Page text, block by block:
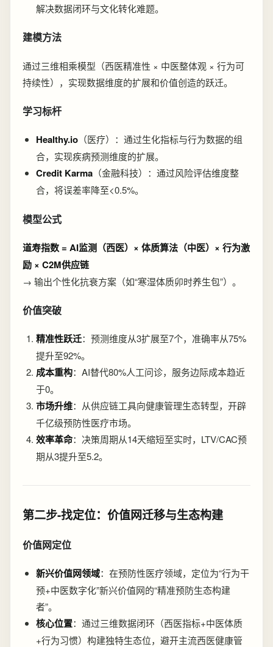
解决数据闭环与文化转化难题。
建模方法
通过三维相乘模型（西医精准性 × 中医整体观 × 行为可
持续性），实现数据维度的扩展和价值创造的跃迁。
学习标杆
Healthy.io （医疗）：通过生化指标与行为数据的组
合，实现疾病预测维度的扩展。
Credit Karma （金融科技）：通过风险评估维度整
合，将误差率降至<0.5%。
模型公式
道寿指数 = AI监测（西医）× 体质算法（中医）× 行为激
励 × C2M供应链
→ 输出个性化抗衰方案（如“寒湿体质卯时养生包”）。
价值突破
精准性跃迁：预测维度从3扩展至7个，准确率从75%
提升至92%。
成本重构：AI替代80%人工问诊，服务边际成本趋近
于0。
市场升维：从供应链工具向健康管理生态转型，开辟
千亿级预防性医疗市场。
效率革命：决策周期从14天缩短至实时，LTV/CAC预
期从3提升至5.2。
第二步-找定位：价值网迁移与生态构建
价值网定位
新兴价值网领域：在预防性医疗领域，定位为“行为干
预+中医数字化”新兴价值网的“精准预防生态构建
者”。
核心位置：通过三维数据闭环（西医指标+中医体质
+行为习惯）构建独特生态位，避开主流西医健康管